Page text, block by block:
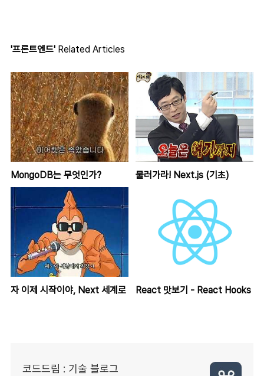
'프론트엔드' Related Articles
MongoDB는 무엇인가? 물러가라! Next.js (기초)
자 이제 시작이야, Next 세계로 React 맛보기 - React Hooks
코드드림 : 기술 블로그